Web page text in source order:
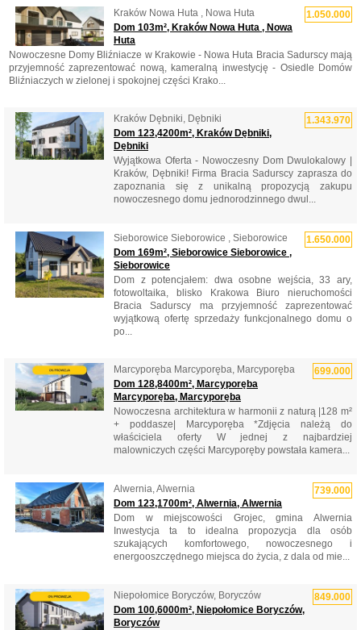
1.050.000
Kraków Nowa Huta , Nowa Huta
Dom 103m², Kraków Nowa Huta , Nowa
Huta
Nowoczesne Domy Bliźniacze w Krakowie - Nowa Huta Bracia Sadurscy mają
przyjemność zaprezentować nową, kameralną inwestycję - Osiedle Domów
Bliźniaczych w zielonej i spokojnej części Krako...
1.343.970
Kraków Dębniki, Dębniki
Dom 123,4200m², Kraków Dębniki,
Dębniki
Wyjątkowa Oferta - Nowoczesny Dom Dwulokalowy |
Kraków, Dębniki! Firma Bracia Sadurscy zaprasza do
zapoznania się z unikalną propozycją zakupu
nowoczesnego domu jednorodzinnego dwul...
1.650.000
Sieborowice Sieborowice , Sieborowice
Dom 169m², Sieborowice Sieborowice ,
Sieborowice
Dom z potencjałem: dwa osobne wejścia, 33 ary,
fotowoltaika, blisko Krakowa Biuro nieruchomości
Bracia Sadurscy ma przyjemność zaprezentować
wyjątkową ofertę sprzedaży funkcjonalnego domu o
po...
699.000
Marcyporęba Marcyporęba, Marcyporęba
Dom 128,8400m², Marcyporęba
Marcyporęba, Marcyporęba
Nowoczesna architektura w harmonii z naturą |128 m²
+ poddasze| Marcyporęba *Zdjęcia należą do
właściciela oferty W jednej z najbardziej
malowniczych części Marcyporęby powstała kamera...
739.000
Alwernia, Alwernia
Dom 123,1700m², Alwernia, Alwernia
Dom w miejscowości Grojec, gmina Alwernia
Inwestycja ta to idealna propozycja dla osób
szukających komfortowego, nowoczesnego i
energooszczędnego miejsca do życia, z dala od mie...
849.000
Niepołomice Boryczów, Boryczów
Dom 100,6000m², Niepołomice Boryczów,
Boryczów